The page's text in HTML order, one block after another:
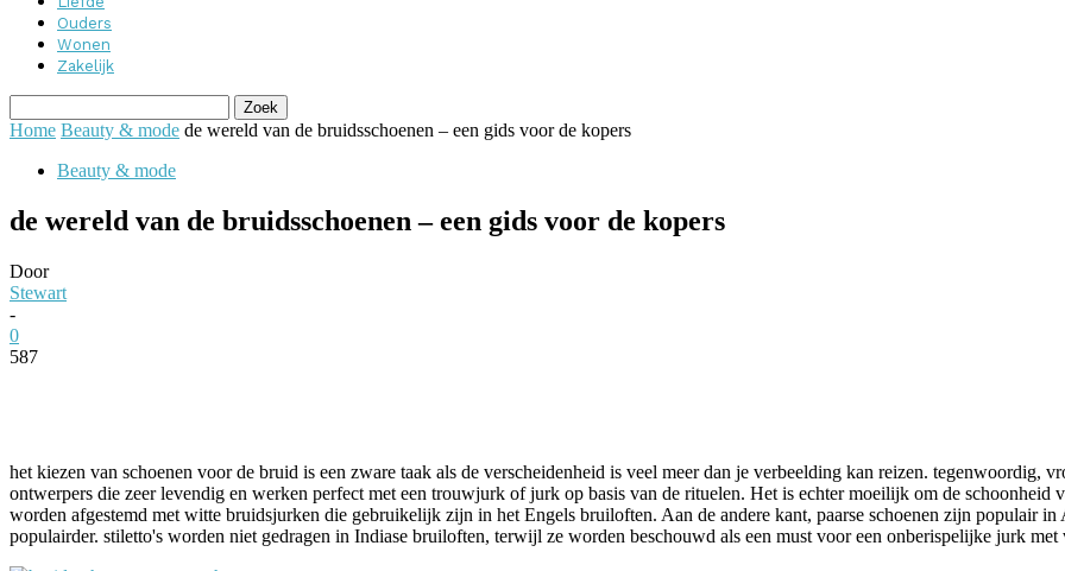
Ouders
Wonen
Zakelijk
Home Beauty & mode de wereld van de bruidsschoenen – een gids voor de kopers
Beauty & mode
de wereld van de bruidsschoenen – een gids voor de kopers
Door
Stewart
-
0
587
het kiezen van schoenen voor de bruid is een zware taak als de verscheidenheid is veel meer dan je verbeelding kan reizen. tegenwoordig,
ontwerpers die zeer levendig en werken perfect met een trouwjurk of jurk op basis van de rituelen. Het is echter moeilijk om de schoonheid
worden afgestemd met witte bruidsjurken die gebruikelijk zijn in het Engels bruiloften. Aan de andere kant, paarse schoenen zijn populair
populairder. stiletto's worden niet gedragen in Indiase bruiloften, terwijl ze worden beschouwd als een must voor een onberispelijke jurk met